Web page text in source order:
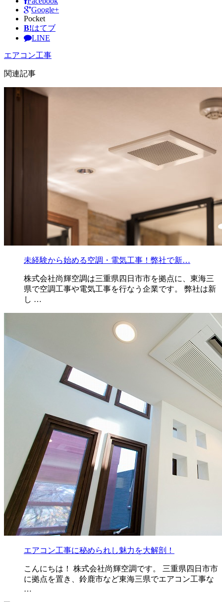
Google+
Pocket
B!はてブ
LINE
エアコン工事
関連記事
未経験から始める空調・電気工事！弊社で新…
株式会社尚輝空調は三重県四日市市を拠点に、東海三
県で空調工事や電気工事を行なう企業です。 弊社は新
し …
エアコン工事に秘められし魅力を大解剖！
こんにちは！ 株式会社尚輝空調です。 三重県四日市市
に拠点を置き、鈴鹿市など東海三県でエアコン工事な
…